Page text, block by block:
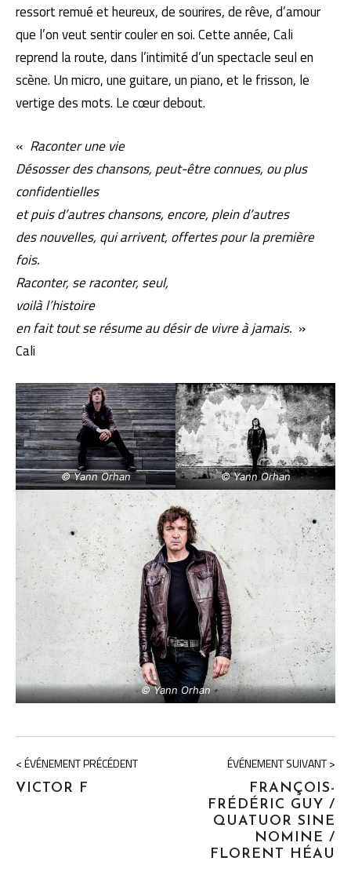
ressort remué et heureux, de sourires, de rêve, d’amour
que l’on veut sentir couler en soi. Cette année, Cali
reprend la route, dans l’intimité d’un spectacle seul en
scène. Un micro, une guitare, un piano, et le frisson, le
vertige des mots. Le cœur debout.
« Raconter une vie
Désosser des chansons, peut-être connues, ou plus
confidentielles
et puis d’autres chansons, encore, plein d’autres
des nouvelles, qui arrivent, offertes pour la première
fois.
Raconter, se raconter, seul,
voilà l’histoire
en fait tout se résume au désir de vivre à jamais. »
Cali
© Yann Orhan © Yann Orhan
© Yann Orhan
< ÉVÉNEMENT PRÉCÉDENT
VICTOR F
ÉVÉNEMENT SUIVANT >
FRANÇOIS-
FRÉDÉRIC GUY /
QUATUOR SINE
NOMINE /
FLORENT HÉAU